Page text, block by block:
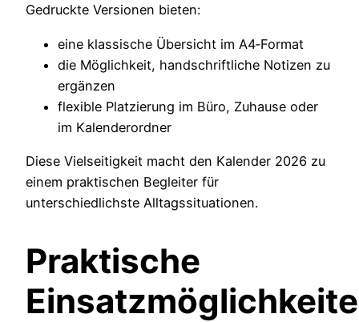
Gedruckte Versionen bieten:
eine klassische Übersicht im A4‑Format
die Möglichkeit, handschriftliche Notizen zu
ergänzen
flexible Platzierung im Büro, Zuhause oder
im Kalenderordner
Diese Vielseitigkeit macht den Kalender 2026 zu
einem praktischen Begleiter für
unterschiedlichste Alltagssituationen.
Praktische